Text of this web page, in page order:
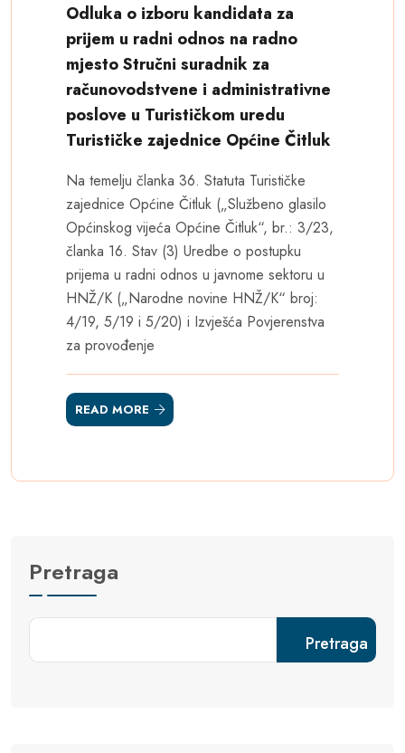
Odluka o izboru kandidata za
prijem u radni odnos na radno
mjesto Stručni suradnik za
računovodstvene i administrativne
poslove u Turističkom uredu
Turističke zajednice Općine Čitluk
Na temelju članka 36. Statuta Turističke
zajednice Općine Čitluk („Službeno glasilo
Općinskog vijeća Općine Čitluk“, br.: 3/23,
članka 16. Stav (3) Uredbe o postupku
prijema u radni odnos u javnome sektoru u
HNŽ/K („Narodne novine HNŽ/K“ broj:
4/19, 5/19 i 5/20) i Izvješća Povjerenstva
za provođenje
READ MORE
Pretraga
Pretraga